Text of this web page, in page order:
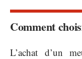
Comment
L’achat d’un